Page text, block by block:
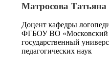
Матросова Татьяна
Доцент кафедры
ФГБОУ ВО «Московский
государственный
педагогических наук